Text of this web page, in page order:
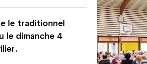
le traditionnel
le dimanche 4